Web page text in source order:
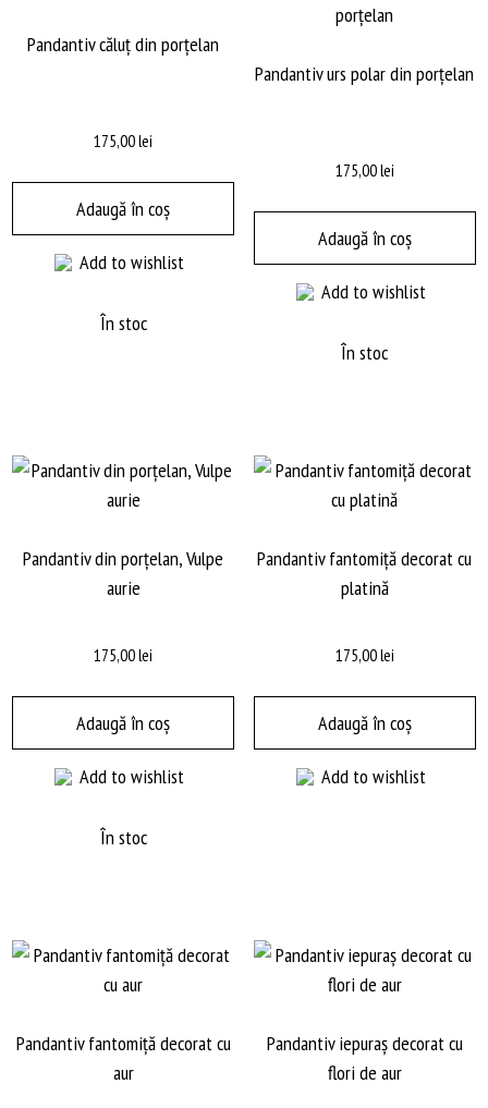
Pandantiv căluț din porțelan
175,00lei
Adaugă în coș
Add to wishlist
În stoc
Pandantiv urs polar din porțelan
175,00lei
Adaugă în coș
Add to wishlist
În stoc
Pandantiv din porțelan, Vulpe
aurie
175,00lei
Adaugă în coș
Add to wishlist
În stoc
Pandantiv fantomiță decorat cu
platină
175,00lei
Adaugă în coș
Add to wishlist
Pandantiv fantomiță decorat cu
aur
Pandantiv iepuraș decorat cu
flori de aur